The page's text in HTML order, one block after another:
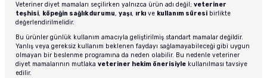
Veteriner diyet mamaları seçilirken yalnızca ürün adı değil; veteriner
teşhisi, köpeğin sağlık durumu, yaşı, ırkı ve kullanım süresi birlikte
değerlendirilmelidir.
Bu ürünler günlük kullanım amacıyla geliştirilmiş standart mamalar değildir.
Yanlış veya gereksiz kullanım beklenen faydayı sağlamayabileceği gibi uygun
olmayan bir beslenme programına da neden olabilir. Bu nedenle veteriner
diyet mamalarının mutlaka veteriner hekim önerisiyle kullanılması tavsiye
edilir.